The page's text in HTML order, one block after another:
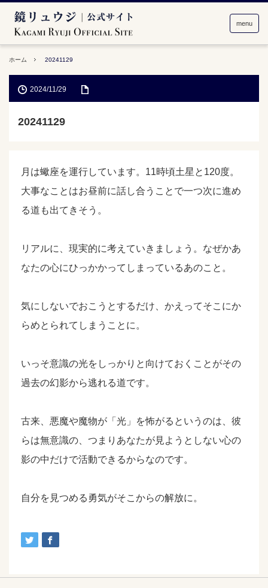
menu
ホーム 20241129
2024/11/29
20241129
月は蠍座を運行しています。11時頃土星と120度。
大事なことはお昼前に話し合うことで一つ次に進め
る道も出てきそう。
リアルに、現実的に考えていきましょう。なぜかあ
なたの心にひっかかってしまっているあのこと。
気にしないでおこうとするだけ、かえってそこにか
らめとられてしまうことに。
いっそ意識の光をしっかりと向けておくことがその
過去の幻影から逃れる道です。
古来、悪魔や魔物が「光」を怖がるというのは、彼
らは無意識の、つまりあなたが見ようとしない心の
影の中だけで活動できるからなのです。
自分を見つめる勇気がそこからの解放に。